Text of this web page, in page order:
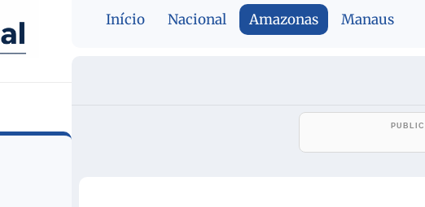
Início Nacional Amazonas Manaus